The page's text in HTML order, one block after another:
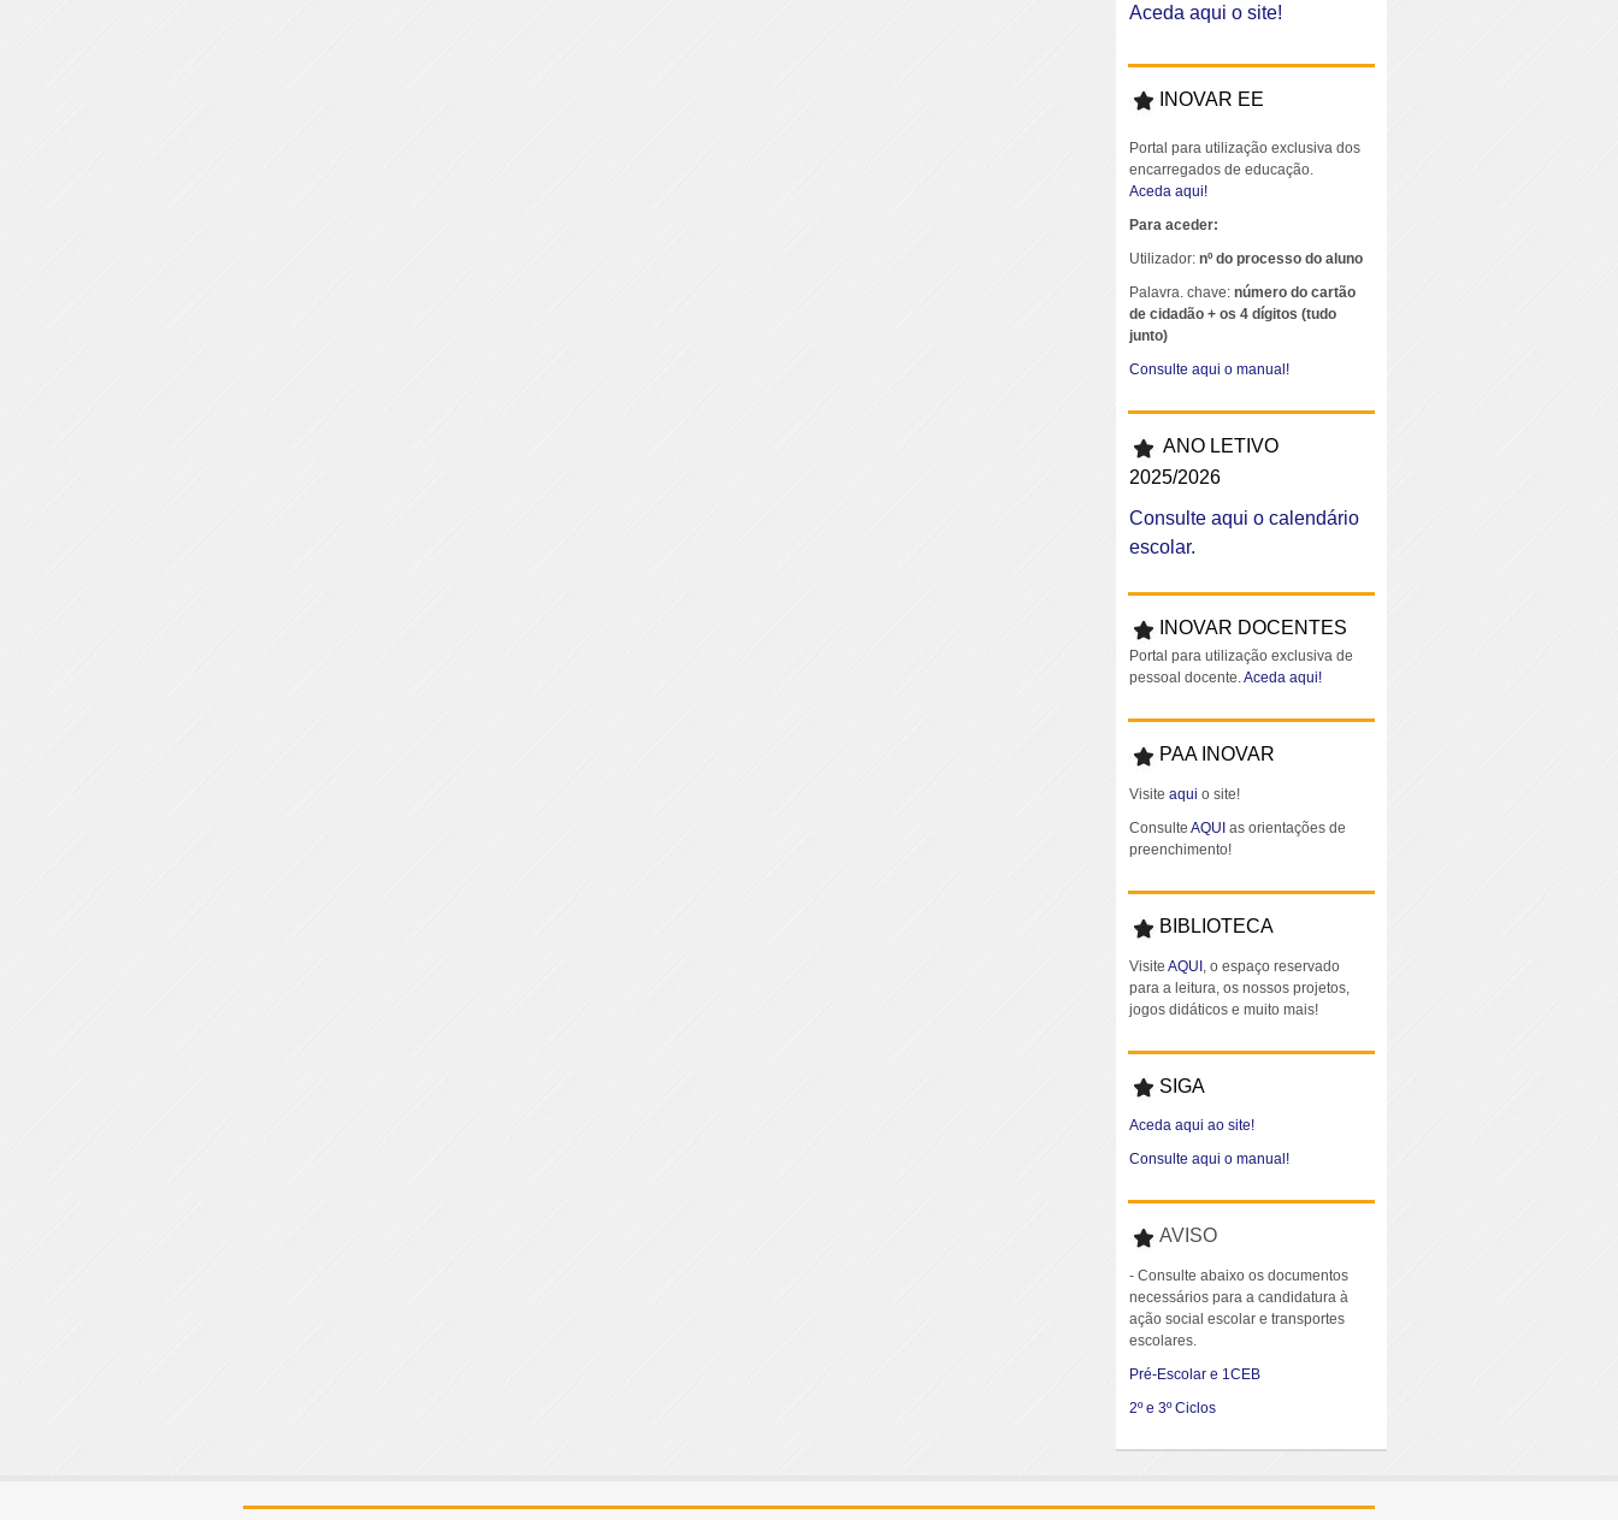
Aceda aqui o site!
INOVAR EE
Portal para utilização exclusiva dos
encarregados de educação.
Aceda aqui!
Para aceder:
Utilizador: nº do processo do aluno
Palavra. chave:número do cartão
de cidadão + os 4 dígitos (tudo
junto)
Consulte aqui o manual!
ANO LETIVO
2025/2026
Consulte aqui o calendário
escolar.
INOVAR DOCENTES
Portal para utilização exclusiva de
pessoal docente.Aceda aqui!
PAA INOVAR
Visite aqui o site!
ConsulteAQUI as orientações de
preenchimento!
BIBLIOTECA
VisiteAQUI , o espaço reservado
para a leitura, os nossos projetos,
jogos didáticos e muito mais!
SIGA
Aceda aqui ao site!
Consulte aqui o manual!
AVISO
- Consulte abaixo os documentos
necessários para a candidatura à
ação social escolar e transportes
escolares.
Pré-Escolar e 1CEB
2º e 3º Ciclos